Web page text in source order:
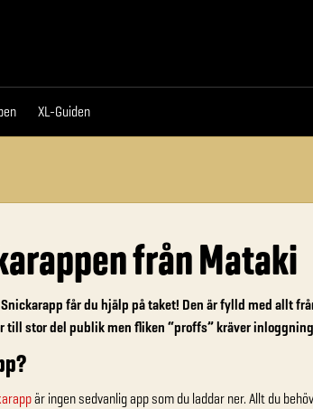
XL-Guiden
från Mataki
får du hjälp på taket! Den är fylld med allt
till stor del publik men fliken “proffs” kräver
är ingen sedvanlig app som du laddar ner. Allt du